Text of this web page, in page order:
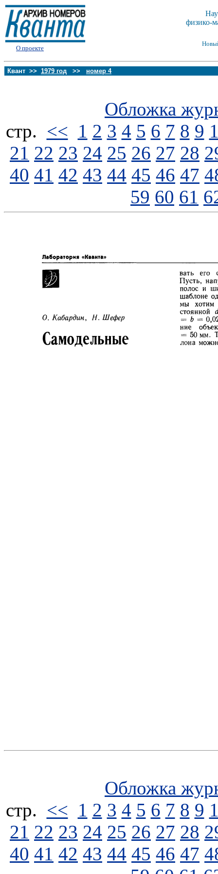
О проекте
физико-
Квант >> 1979 год >> номер 4
Обложка
стp. << 1 2 3 4 5 6 7 8 9
21 22 23 24 25 26 27 28
40 41 42 43 44 45 46 47
59 60 61
Обложка
стp. << 1 2 3 4 5 6 7 8 9
21 22 23 24 25 26 27 28
40 41 42 43 44 45 46 47